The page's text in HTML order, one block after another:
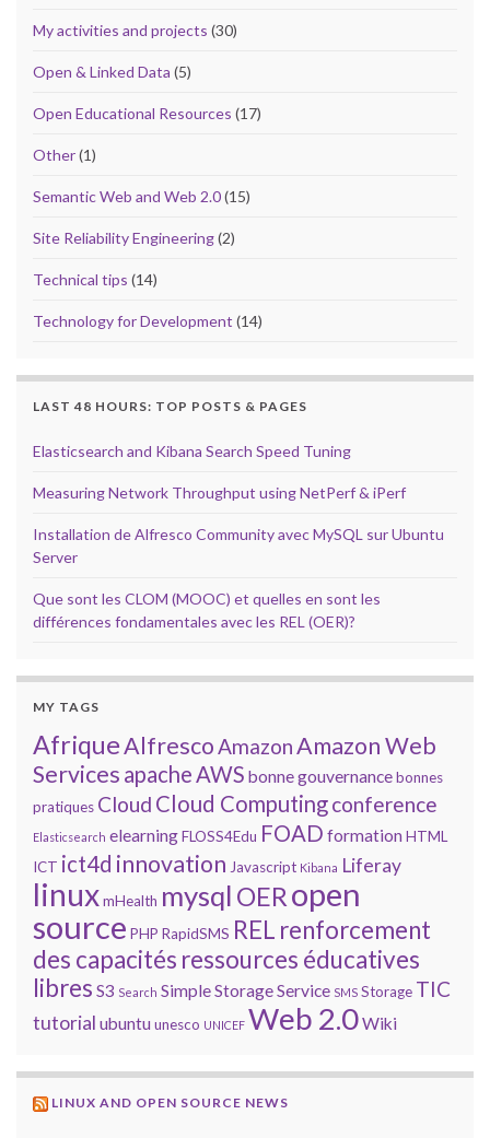
My activities and projects (30)
Open & Linked Data (5)
Open Educational Resources (17)
Other(1)
Semantic Web and Web 2.0(15)
Site Reliability Engineering(2)
Technical tips (14)
Technology for Development (14)
LAST 48 HOURS: TOP POSTS & PAGES
Elasticsearch and Kibana Search Speed Tuning
Measuring Network Throughput using NetPerf & iPerf
Installation de Alfresco Community avec MySQL sur Ubuntu
Server
Que sont les CLOM (MOOC) et quelles en sont les
différences fondamentales avec les REL (OER)?
MY TAGS
AfriqueAlfrescoAmazonAmazon Web
Services apacheAWS bonne gouvernancebonnes
pratiques Cloud Cloud Computingconference
Elasticsearch elearningFLOSS4Edu FOAD formationHTML
ICT ict4d innovation Javascript Kibana Liferay
linuxmHealth mysql OERopen
source PHP RapidSMS REL renforcement
des capacités ressources éducatives
libres S3 Search Simple Storage Service SMS Storage TIC
tutorial ubuntuunesco UNICEF Web 2.0Wiki
LINUX AND OPEN SOURCE NEWS